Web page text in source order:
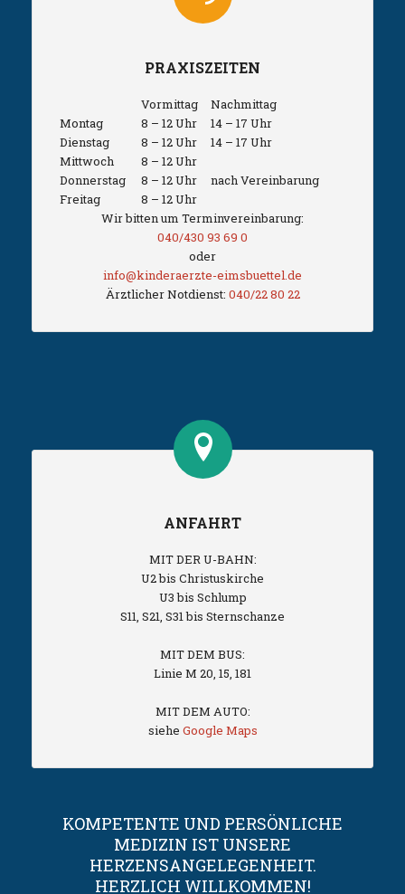
PRAXISZEITEN
Vormittag
Nachmittag
Montag
8 – 12 Uhr
14 – 17 Uhr
Dienstag
8 – 12 Uhr
14 – 17 Uhr
Mittwoch
8 – 12 Uhr
Donnerstag
8 – 12 Uhr
nach Vereinbarung
Freitag
8 – 12 Uhr
Wir bitten um Terminvereinbarung:
040/430 93 69 0
oder
info@kinderaerzte-eimsbuettel.de
Ärztlicher Notdienst: 040/22 80 22
ANFAHRT
MIT DER U-BAHN:
U2 bis Christuskirche
U3 bis Schlump
S11, S21, S31 bis Sternschanze
MIT DEM BUS:
Linie M 20, 15, 181
MIT DEM AUTO:
siehe Google Maps
KOMPETENTE UND PERSÖNLICHE
MEDIZIN IST UNSERE
HERZENSANGELEGENHEIT.
HERZLICH WILLKOMMEN!